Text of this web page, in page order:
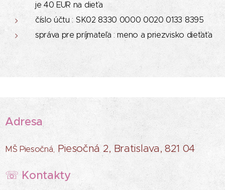
je 40 EUR na dieťa
číslo účtu : SK02 8330 0000 0020 0133 8395
správa pre príjmateľa : meno a priezvisko dieťaťa
Adresa
MŠ Piesočná, Piesočná 2, Bratislava, 821 04
☏Kontakty